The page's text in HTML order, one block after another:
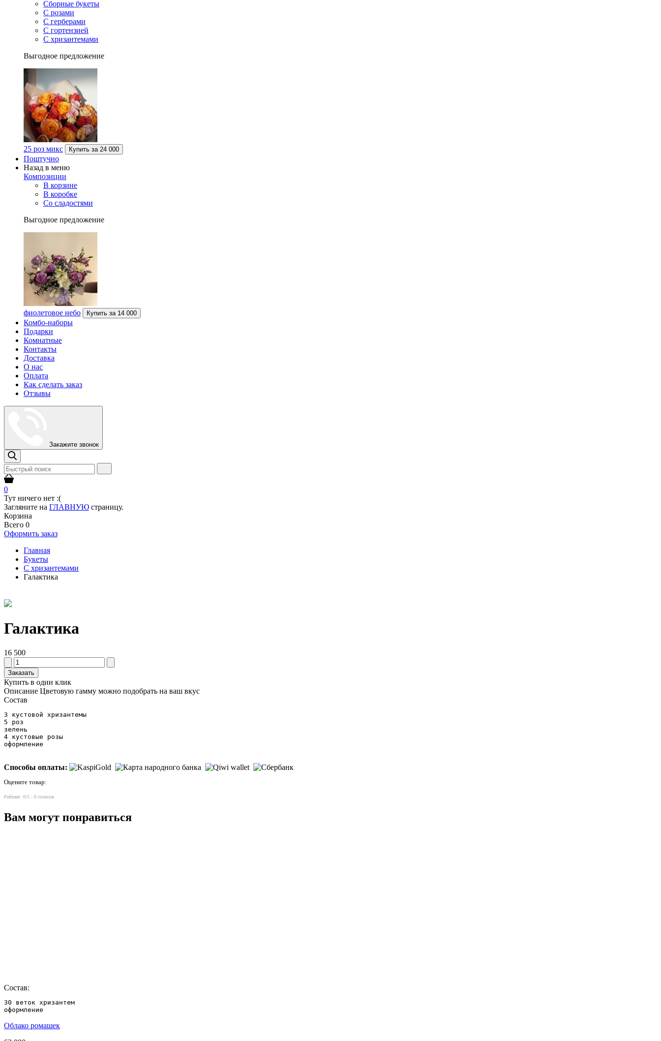
Сборные букеты
С розами
С герберами
С гортензией
С хризантемами
Выгодное предложение
25 роз микс Купить за 24 000
Поштучно
Назад в меню
Композиции
В корзине
В коробке
Со сладостями
Выгодное предложение
фиолетовое небо Купить за 14 000
Комбо-наборы
Подарки
Комнатные
Контакты
Доставка
О нас
Оплата
Как сделать заказ
Отзывы
Закажите звонок
0
Тут ничего нет :(
Загляните на ГЛАВНУЮ страницу.
Корзина
Всего 0
Оформить заказ
Главная
Букеты
С хризантемами
Галактика
Галактика
16 500
Заказать
Купить в один клик
Описание Цветовую гамму можно подобрать на ваш вкус
Состав
3 кустовой хризантемы
5 роз
зелень
4 кустовые розы
оформление
Способы оплаты:
Оцените товар:
Рейтинг: 0/5 - 0 голосов
Вам могут понравиться
Состав:
30 веток хризантем
оформление
Облако ромашек